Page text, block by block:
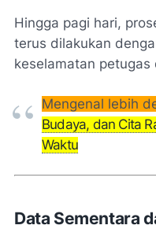
Hingga pagi hari,
terus dilakukan
keselamatan petugas
Mengenal lebih
Budaya, dan Cita
Waktu
Data Sementara